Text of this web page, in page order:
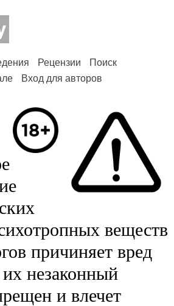
Рецензии
Поиск
Вход для авторов
веществ
причиняет вред
незаконный
и влечет